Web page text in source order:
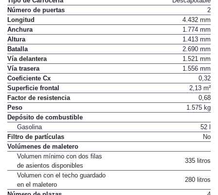
Tipo de Carrocería
Descapotable
Número de puertas
2
Longitud
4.432 mm
Anchura
1.774 mm
Altura
1.413 mm
Batalla
2.690 mm
Vía delantera
1.521 mm
Vía trasera
1.556 mm
Coeficiente Cx
0,32
Superficie frontal
2,13 m²
Factor de resistencia
0,68
Peso
Depósito de combustible
Gasolina
52 l
Filtro de partículas
Volúmenes de maletero
Volumen mínimo con dos filas
de asientos disponibles
Volumen con el techo guardado
en el maletero